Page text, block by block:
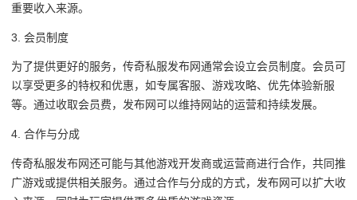
重要收入来源。
3. 会员制度
为了提供更好的服务，传奇私服发布网通常会设立会员制度。会员可
以享受更多的特权和优惠，如专属客服、游戏攻略、优先体验新服
等。通过收取会员费，发布网可以维持网站的运营和持续发展。
4. 合作与分成
传奇私服发布网还可能与其他游戏开发商或运营商进行合作，共同推
广游戏或提供相关服务。通过合作与分成的方式，发布网可以扩大收